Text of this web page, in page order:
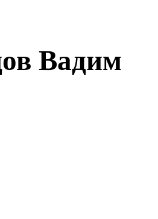
Вадим